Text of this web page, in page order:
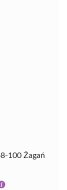
100 Żagań